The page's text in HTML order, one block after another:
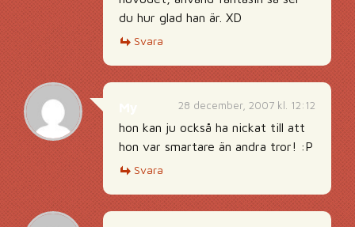
du hur glad han är. XD
Svara
28 december, 2007 kl. 12:12
hon kan ju också ha nickat till att
hon var smartare än andra tror! :P
Svara